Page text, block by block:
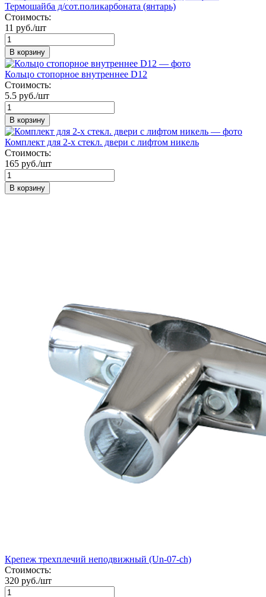
Термошайба д/сот.поликарбоната (янтарь)
Стоимость:
11 руб./шт
В корзину
Кольцо стопорное внутреннее D12
Стоимость:
5.5 руб./шт
В корзину
Комплект для 2-х стекл. двери с лифтом никель
Стоимость:
165 руб./шт
В корзину
Крепеж трехплечий неподвижный (Un-07-ch)
Стоимость:
320 руб./шт